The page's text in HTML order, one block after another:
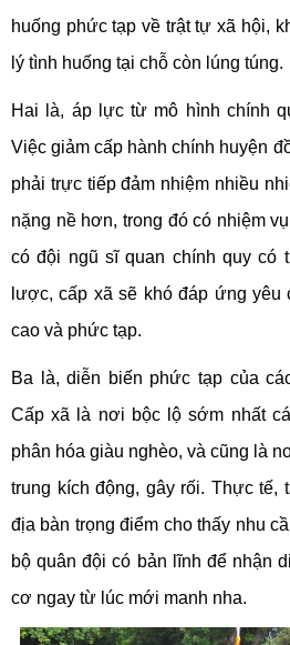
huống phức tạp về trật tự xã hội,
lý tình huống tại chỗ còn lúng túng.
Hai là, áp lực từ mô hình chính
Việc giảm cấp hành chính huyện
phải trực tiếp đảm nhiệm nhiều
nặng nề hơn, trong đó có nhiệm
có đội ngũ sĩ quan chính quy có
lược, cấp xã sẽ khó đáp ứng yêu
cao và phức tạp.
Ba là, diễn biến phức tạp của
Cấp xã là nơi bộc lộ sớm nhất
phân hóa giàu nghèo, và cũng là
trung kích động, gây rối. Thực tế,
địa bàn trọng điểm cho thấy nhu
bộ quân đội có bản lĩnh để nhận
cơ ngay từ lúc mới manh nha.